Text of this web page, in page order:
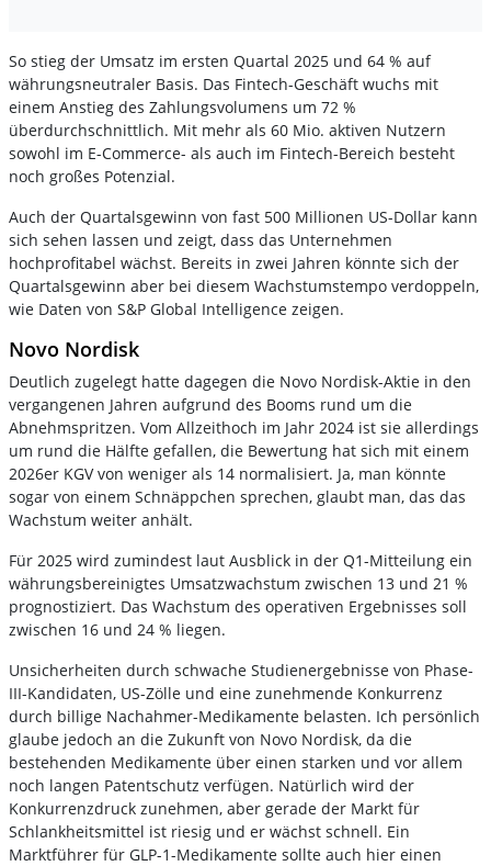
So stieg der Umsatz im ersten Quartal 2025 und 64 % auf
währungsneutraler Basis. Das Fintech-Geschäft wuchs mit
einem Anstieg des Zahlungsvolumens um 72 %
überdurchschnittlich. Mit mehr als 60 Mio. aktiven Nutzern
sowohl im E-Commerce- als auch im Fintech-Bereich besteht
noch großes Potenzial.
Auch der Quartalsgewinn von fast 500 Millionen US-Dollar kann
sich sehen lassen und zeigt, dass das Unternehmen
hochprofitabel wächst. Bereits in zwei Jahren könnte sich der
Quartalsgewinn aber bei diesem Wachstumstempo verdoppeln,
wie Daten von S&P Global Intelligence zeigen.
Novo Nordisk
Deutlich zugelegt hatte dagegen die Novo Nordisk-Aktie in den
vergangenen Jahren aufgrund des Booms rund um die
Abnehmspritzen. Vom Allzeithoch im Jahr 2024 ist sie allerdings
um rund die Hälfte gefallen, die Bewertung hat sich mit einem
2026er KGV von weniger als 14 normalisiert. Ja, man könnte
sogar von einem Schnäppchen sprechen, glaubt man, das das
Wachstum weiter anhält.
Für 2025 wird zumindest laut Ausblick in der Q1-Mitteilung ein
währungsbereinigtes Umsatzwachstum zwischen 13 und 21 %
prognostiziert. Das Wachstum des operativen Ergebnisses soll
zwischen 16 und 24 % liegen.
Unsicherheiten durch schwache Studienergebnisse von Phase-
III-Kandidaten, US-Zölle und eine zunehmende Konkurrenz
durch billige Nachahmer-Medikamente belasten. Ich persönlich
glaube jedoch an die Zukunft von Novo Nordisk, da die
bestehenden Medikamente über einen starken und vor allem
noch langen Patentschutz verfügen. Natürlich wird der
Konkurrenzdruck zunehmen, aber gerade der Markt für
Schlankheitsmittel ist riesig und er wächst schnell. Ein
Marktführer für GLP-1-Medikamente sollte auch hier einen